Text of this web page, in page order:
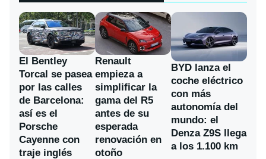
El Bentley
Torcal se pasea
por las calles
de Barcelona:
así es el
Porsche
Cayenne con
traje inglés
Renault
empieza a
simplificar la
gama del R5
antes de su
esperada
renovación en
otoño
BYD lanza el
coche eléctrico
con más
autonomía del
mundo: el
Denza Z9S llega
a los 1.100 km